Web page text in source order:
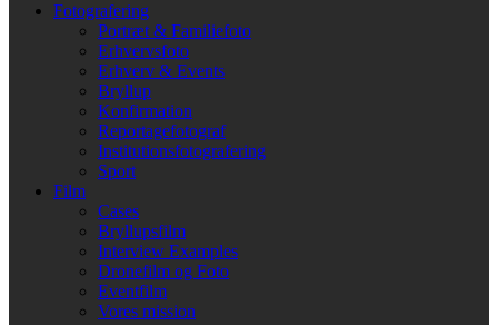
Fotografering
Portræt & Familiefoto
Erhvervsfoto
Erhverv & Events
Bryllup
Konfirmation
Reportagefotograf
Institutionsfotografering
Sport
Film
Cases
Bryllupsfilm
Interview Examples
Dronefilm og Foto
Eventfilm
Vores mission